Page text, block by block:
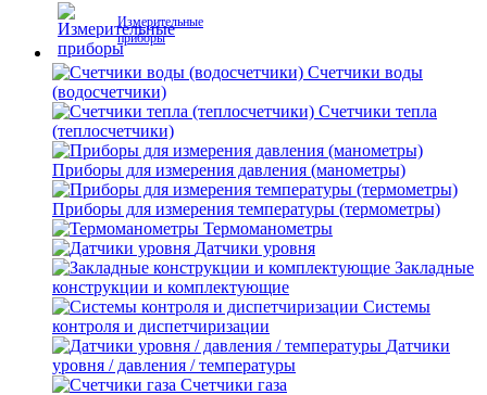
Измерительные
приборы
Счетчики воды
(водосчетчики)
Счетчики тепла
(теплосчетчики)
Приборы для измерения давления (манометры)
Приборы для измерения температуры (термометры)
Термоманометры
Датчики уровня
Закладные
конструкции и комплектующие
Системы
контроля и диспетчиризации
Датчики
уровня / давления / температуры
Счетчики газа